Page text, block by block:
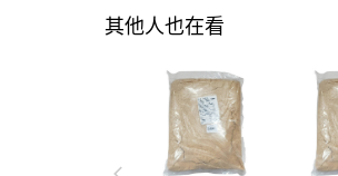
其他人也在看